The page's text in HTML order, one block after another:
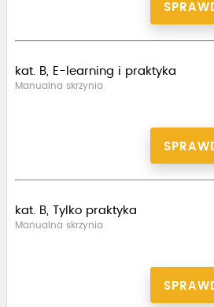
kat. B, E-learning i praktyka
Manualna skrzynia
kat. B, Tylko praktyka
Manualna skrzynia